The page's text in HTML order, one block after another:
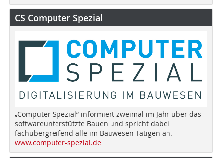
CS Computer Spezial
„Computer Spezial“ informiert zweimal im Jahr über das
softwareunterstützte Bauen und spricht dabei
fachübergreifend alle im Bauwesen Tätigen an.
www.computer-spezial.de